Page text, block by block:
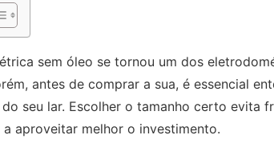
sem óleo se tornou um dos
antes de comprar a sua, é essencial
do seu lar. Escolher o tamanho certo evita
aproveitar melhor o investimento.